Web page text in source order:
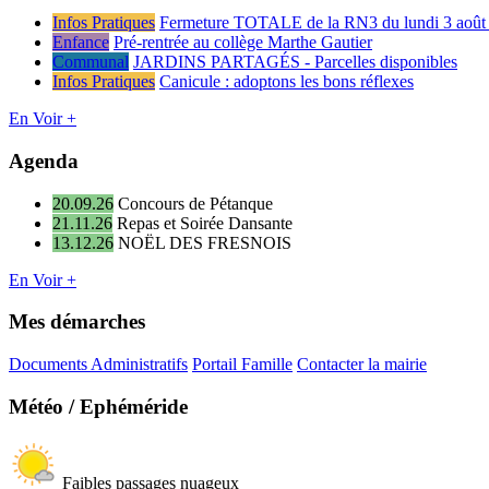
Infos Pratiques Fermeture TOTALE de la RN3 du lundi 3 août
Enfance Pré-rentrée au collège Marthe Gautier
Communal JARDINS PARTAGÉS - Parcelles disponibles
Infos Pratiques Canicule : adoptons les bons réflexes
En Voir +
Agenda
20.09.26 Concours de Pétanque
21.11.26 Repas et Soirée Dansante
13.12.26 NOËL DES FRESNOIS
En Voir +
Mes démarches
Documents Administratifs Portail Famille Contacter la mairie
Météo / Ephéméride
Faibles passages nuageux